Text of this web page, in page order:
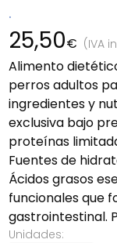
.
25,50€ (IVA
Alimento
perros adultos
ingredientes y
exclusiva bajo
proteínas
Fuentes de
Ácidos grasos
funcionales que
gastrointestinal.
Unidades: